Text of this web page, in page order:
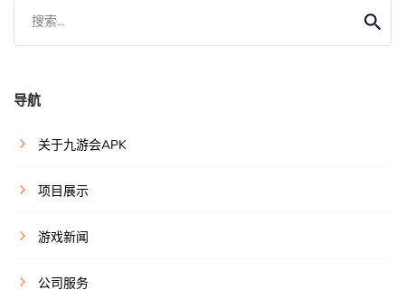
搜索...
导航
关于九游会APK
项目展示
游戏新闻
公司服务